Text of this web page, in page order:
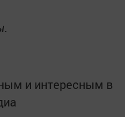
и интересным в